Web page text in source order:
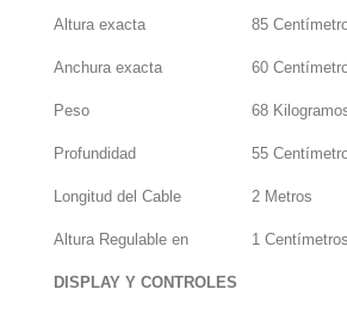
Altura exacta 85
Anchura exacta 60
Peso 68
Profundidad 55
Longitud del Cable 2 Metros
Altura Regulable en 1 Centímetros
DISPLAY Y CONTROLES